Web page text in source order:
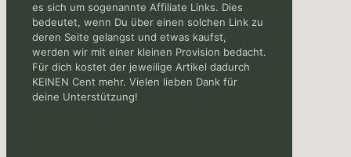
es sich um sogenannte Affiliate Links. Dies
bedeutet, wenn Du über einen solchen Link zu
deren Seite gelangst und etwas kaufst,
werden wir mit einer kleinen Provision bedacht.
Für dich kostet der jeweilige Artikel dadurch
KEINEN Cent mehr. Vielen lieben Dank für
deine Unterstützung!